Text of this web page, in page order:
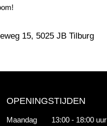
15, 5025 JB Tilburg
OPENINGSTIJDEN
Maandag 13:00 - 18:00 uur